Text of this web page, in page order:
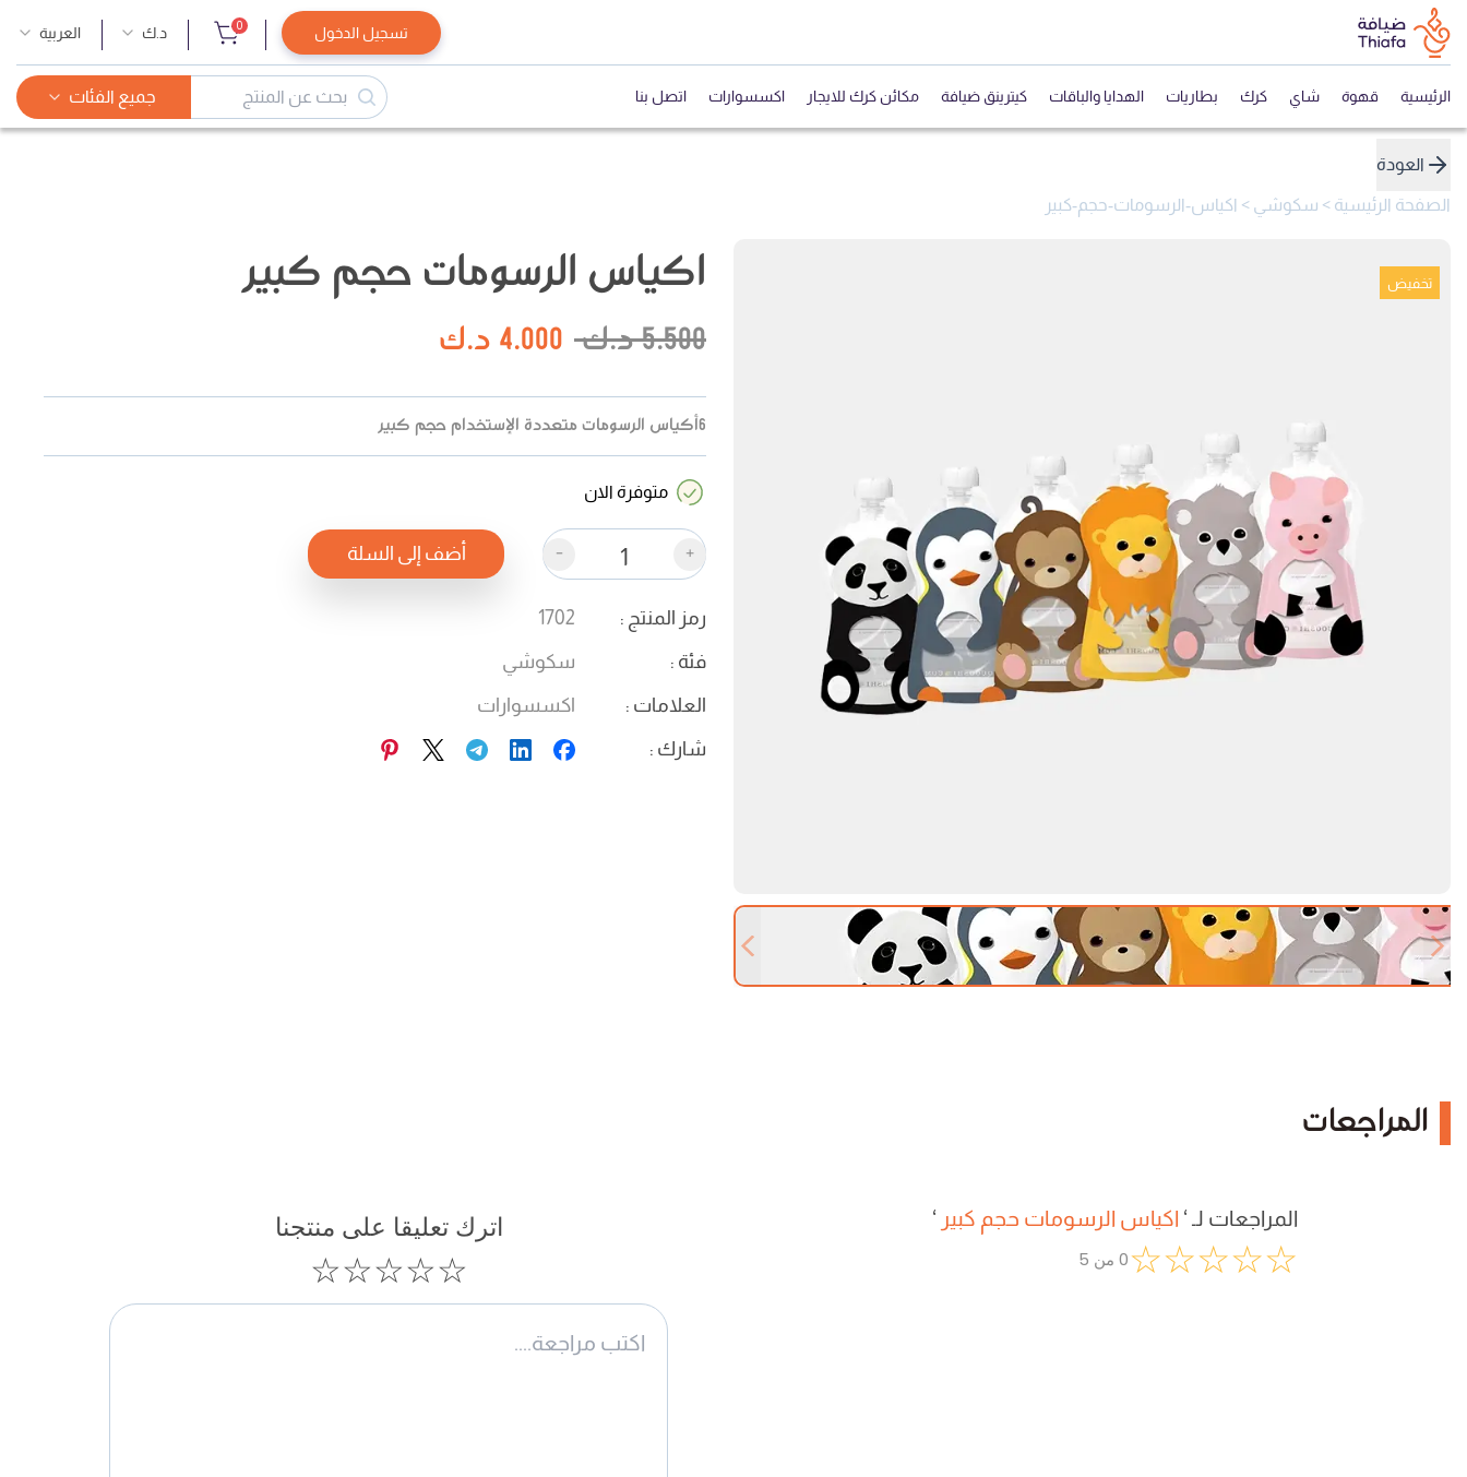
تسجيل الدخول 0 د.ك العربية
الرئيسية قهوة شاي كرك بطاريات الهدايا والباقات كيترينق ضيافة مكائن كرك للايجار اكسسوارات اتصل بنا جميع الفئات
العودة
الصفحة الرئيسية > سكوشي > اكياس-الرسومات-حجم-كبير
تخفيض
Previous slide Next slide
اكياس الرسومات حجم كبير
5.500د.ك 4.000 د.ك
6أكياس الرسومات متعددة الإستخدام حجم كبير
متوفرة الان
- + أضف إلى السلة
رمز المنتج :
1702
فئة :
سكوشي
العلامات :
اكسسوارات
شارك :
المراجعات
المراجعات لـ ‘ اكياس الرسومات حجم كبير ‘
☆
☆
☆
☆
☆
0 من
اترك تعليقا على منتجنا
☆
☆
☆
☆
☆